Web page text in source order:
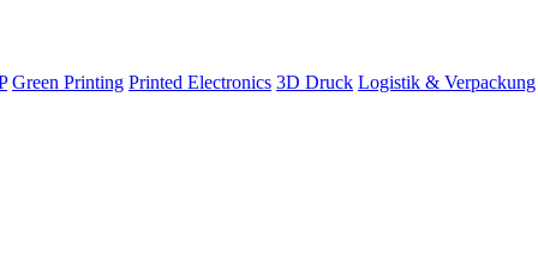
Green Printing Printed Electronics 3D Druck Logistik & Verpackung